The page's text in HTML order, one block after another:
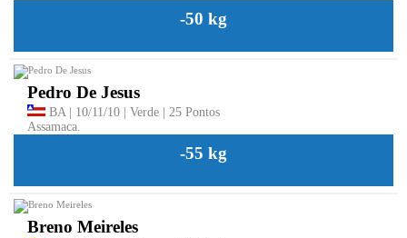
-50 kg
Pedro De Jesus
BA | 10/11/10 | Verde | 25 Pontos
Assamaca.
-55 kg
Breno Meireles